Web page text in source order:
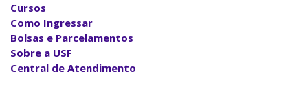
Cursos
Como Ingressar
Bolsas e Parcelamentos
Sobre a USF
Central de Atendimento